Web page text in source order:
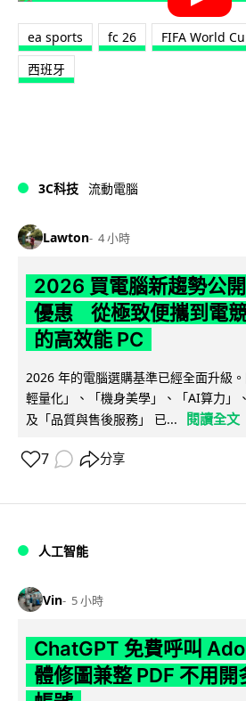
ea sports fc 26 FIFA World
西班牙
3C科技 流動電腦
Lawton 4 小時
2026 買電腦新趨勢公
優惠 從極致便攜到電
的高效能 PC
2026 年的電腦選購基準已經全面升級
輕量化」、「機身美學」、「AI算力」
及「品質與售後服務」 已...
閱讀全文
7 分享
人工智能
Vin 5 小時
ChatGPT 免費呼叫
體修圖兼整 PDF 不用開